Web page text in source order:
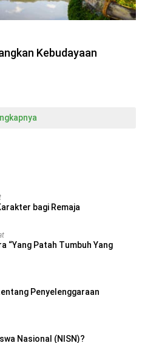
Kebudayaan
bagi Remaja
“Yang Patah Tumbuh Yang
Penyelenggaraan
Nasional (NISN)?